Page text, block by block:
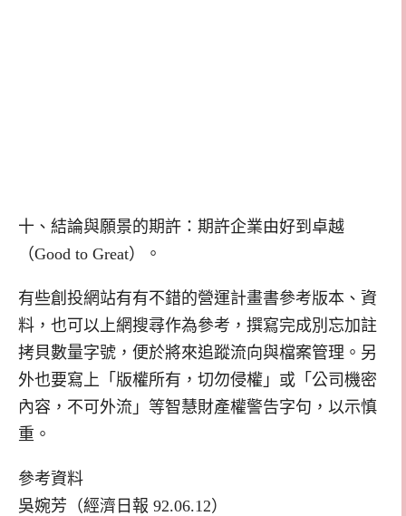
十、結論與願景的期許：期許企業由好到卓越
（Good to Great）。
有些創投網站有有不錯的營運計畫書參考版本、資
料，也可以上網搜尋作為參考，撰寫完成別忘加註
拷貝數量字號，便於將來追蹤流向與檔案管理。另
外也要寫上「版權所有，切勿侵權」或「公司機密
內容，不可外流」等智慧財產權警告字句，以示慎
重。
參考資料
吳婉芳（經濟日報 92.06.12）